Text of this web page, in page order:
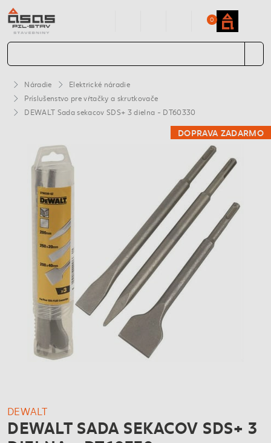
0
Náradie
Elektrické náradie
Príslušenstvo pre vŕtačky a skrutkovače
DEWALT Sada sekacov SDS+ 3 dielna - DT60330
DOPRAVA ZADARMO
DEWALT
DEWALT SADA SEKACOV SDS+ 3